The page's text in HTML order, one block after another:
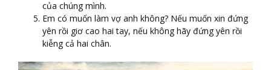
của chúng mình.
Em có muốn làm vợ anh không? Nếu muốn xin đứng
yên rồi giơ cao hai tay, nếu không hãy đứng yên rồi
kiễng cả hai chân.